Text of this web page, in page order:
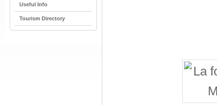
Useful Info
Tourism Directory